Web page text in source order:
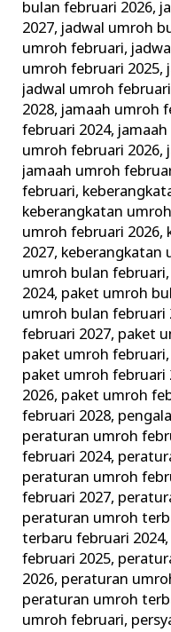
bulan februari 2026,
2027, jadwal umroh
umroh februari,
umroh februari 2025,
jadwal umroh
2028, jamaah umroh
februari 2024,
umroh februari 2026,
jamaah umroh
februari,
keberangkatan
umroh februari 2026,
2027, keberangkatan
umroh bulan februari,
2024, paket umroh
umroh bulan februari
februari 2027, paket
paket umroh februari,
paket umroh februari
2026, paket umroh
februari 2028,
peraturan umroh
februari 2024,
peraturan umroh
februari 2027,
peraturan umroh
terbaru februari 2024,
februari 2025,
2026, peraturan
peraturan umroh
umroh februari,